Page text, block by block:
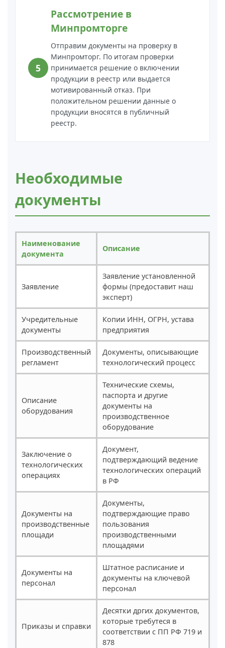
Рассмотрение в
Минпромторге
Отправим документы на проверку в
Минпромторг. По итогам проверки
принимается решение о включении
продукции в реестр или выдается
мотивированный отказ. При
положительном решении данные о
продукции вносятся в публичный
реестр.
Необходимые
документы
Наименование
документа
Описание
Заявление
Заявление установленной
формы (предоставит наш
эксперт)
Учредительные
документы
Копии ИНН, ОГРН, устава
предприятия
Производственный
регламент
Документы, описывающие
технологический процесс
Описание
оборудования
Технические схемы,
паспорта и другие
документы на
производственное
оборудование
Заключение о
технологических
операциях
Документ,
подтверждающий ведение
технологических операций
в РФ
Документы на
производственные
площади
Документы,
подтверждающие право
пользования
производственными
площадями
Документы на
персонал
Штатное расписание и
документы на ключевой
персонал
Приказы и справки
Десятки дргих документов,
которые требутеся в
соответствии с ПП РФ 719 и
878